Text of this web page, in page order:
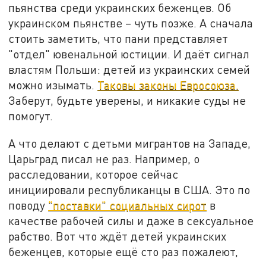
пьянства среди украинских беженцев. Об
украинском пьянстве – чуть позже. А сначала
стоить заметить, что пани представляет
"отдел" ювенальной юстиции. И даёт сигнал
властям Польши: детей из украинских семей
можно изымать. Таковы законы Евросоюза.
Заберут, будьте уверены, и никакие суды не
помогут.
А что делают с детьми мигрантов на Западе,
Царьград писал не раз. Например, о
расследовании, которое сейчас
инициировали республиканцы в США. Это по
поводу "поставки" социальных сирот в
качестве рабочей силы и даже в сексуальное
рабство. Вот что ждёт детей украинских
беженцев, которые ещё сто раз пожалеют,